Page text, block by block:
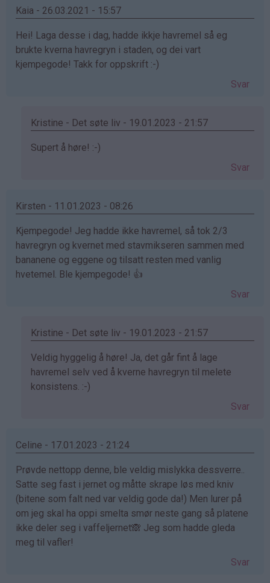
bekreftet)
Kaia - 26.03.2021 - 15:57
Hei! Laga desse i dag, hadde ikkje havremel så eg
brukte kverna havregryn i staden, og dei vart
kjempegode! Takk for oppskrift :-)
Svar
Kristine - Det søte liv - 19.01.2023 - 21:57
Som
Kaia
bekreftet)
Supert å høre! :-)
Svar
Kirsten - 11.01.2023 - 08:26
Kjempegode! Jeg hadde ikke havremel, så tok 2/3
havregryn og kvernet med stavmikseren sammen med
bananene og eggene og tilsatt resten med vanlig
hvetemel. Ble kjempegode! 👍
Svar
Kristine - Det søte liv - 19.01.2023 - 21:57
Som
svar
på
bekreftet)
Veldig hyggelig å høre! Ja, det går fint å lage
havremel selv ved å kverne havregryn til melete
konsistens. :-)
Svar
Celine - 17.01.2023 - 21:24
Prøvde nettopp denne, ble veldig mislykka dessverre..
Satte seg fast i jernet og måtte skrape løs med kniv
(bitene som falt ned var veldig gode da!) Men lurer på
om jeg skal ha oppi smelta smør neste gang så platene
ikke deler seg i vaffeljernet🙈 Jeg som hadde gleda
meg til vafler!
Svar